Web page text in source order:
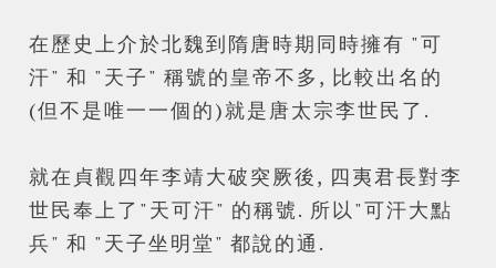
在歷史上介於北魏到隋唐時期同時擁有 "可
汗" 和 "天子" 稱號的皇帝不多, 比較出名的
(但不是唯一一個的)就是唐太宗李世民了.
就在貞觀四年李靖大破突厥後, 四夷君長對李
世民奉上了"天可汗" 的稱號. 所以"可汗大點
兵" 和 "天子坐明堂" 都說的通.